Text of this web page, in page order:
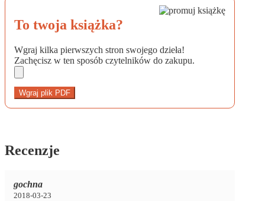
To twoja książka?
Wgraj kilka pierwszych stron swojego dzieła!
Zachęcisz w ten sposób czytelników do zakupu.
Wgraj plik PDF
Recenzje
gochna
2018-03-23